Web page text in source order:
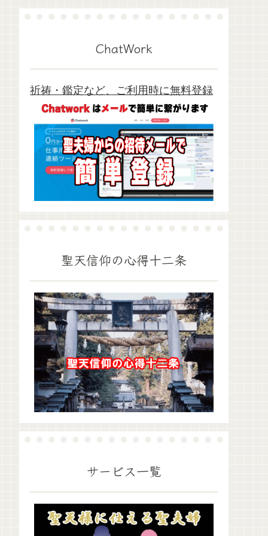
ChatWork
祈祷・鑑定など、ご利用時に無料登録
聖天信仰の心得十二条
サービス一覧